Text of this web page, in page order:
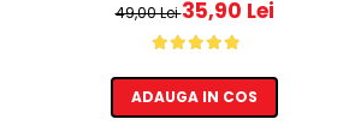
49,00 Lei35,90 Lei
ADAUGA IN COS